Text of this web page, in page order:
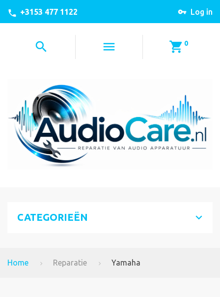
Log in
+3153 477 1122
0
CATEGORIEËN
Home Reparatie Yamaha